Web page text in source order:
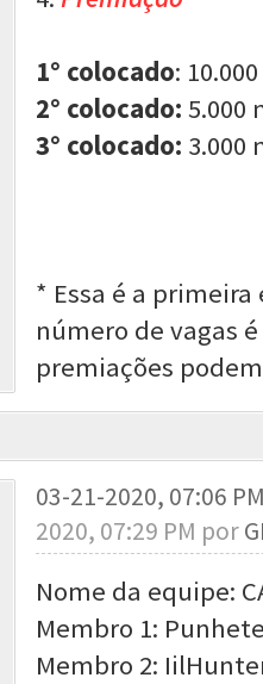
1° colocado:
2° colocado: 5.000
3° colocado: 3.000
* Essa é a primeira
número de vagas
premiações
03-21-2020, 07:06
2020, 07:29 PM por
Nome da equipe:
Membro 1:
Membro 2: